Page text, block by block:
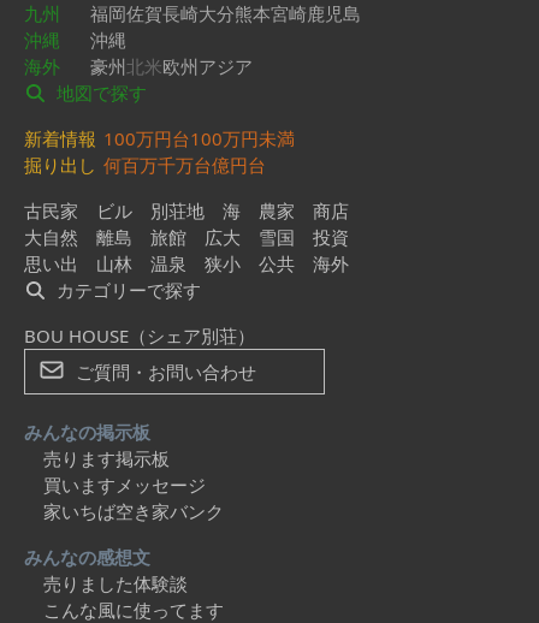
九州
福岡佐賀長崎大分熊本宮崎鹿児島
沖縄
沖縄
海外
豪州北米欧州アジア
地図で探す
新着情報 100万円台100万円未満
掘り出し 何百万千万台億円台
古民家
ビル 別荘地 海 農家
商店
大自然
離島 旅館 広大 雪国
投資
思い出
山林 温泉 狭小 公共
海外
カテゴリーで探す
BOU HOUSE（シェア別荘）
ご質問・お問い合わせ
みんなの掲示板
売ります掲示板
買いますメッセージ
家いちば空き家バンク
みんなの感想文
売りました体験談
こんな風に使ってます